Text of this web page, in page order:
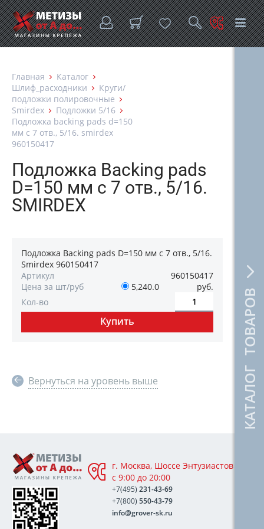
КАТАЛОГ ТОВАРОВ
Главная
Каталог
Шлиф_расходники
Круги/
подложки полировочные
Smirdex
Подложки 5/16
Подложка backing pads d=150
мм с 7 отв., 5/16. smirdex
960150417
Подложка Backing pads
D=150 мм с 7 отв., 5/16.
SMIRDEX
Подложка Backing pads D=150 мм с 7 отв., 5/16.
Smirdex 960150417
Артикул
960150417
Цена за шт/руб
5,240.0
руб.
Кол-во
Вернуться на уровень выше
г. Москва, Шоссе Энтузиастов 76А,
с 9:00 до 20:00
+7(495) 231-43-69
+7(800) 550-43-79
info@grover-sk.ru